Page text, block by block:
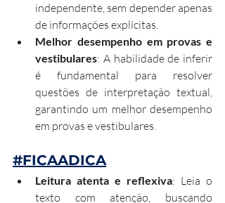
independente, sem depender apenas
de informações explícitas.
Melhor desempenho em provas e
vestibulares: A habilidade de inferir
é fundamental para resolver
questões de interpretação textual,
garantindo um melhor desempenho
em provas e vestibulares.
#FICAADICA
Leitura atenta e reflexiva: Leia o
texto com atenção, buscando